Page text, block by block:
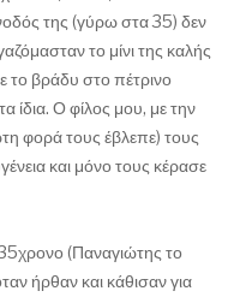
της (γύρω στα 35) δεν
το μίνι της καλής
το βράδυ στο πέτρινο
ίδια. Ο φίλος μου, με την
φορά τους έβλεπε) τους
και μόνο τους κέρασε
(Παναγιώτης το
ήρθαν και κάθισαν για